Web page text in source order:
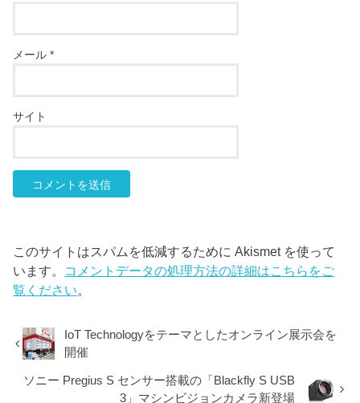
メール*
サイト
このサイトはスパムを低減するために Akismet を使って
います。 コメントデータの処理方法の詳細はこちらをご
覧ください。
IoT Technologyをテーマとしたオンライン展示会を
開催
ソニー Pregius S センサー搭載の「Blackfly S USB
3」マシンビジョンカメラ新登場